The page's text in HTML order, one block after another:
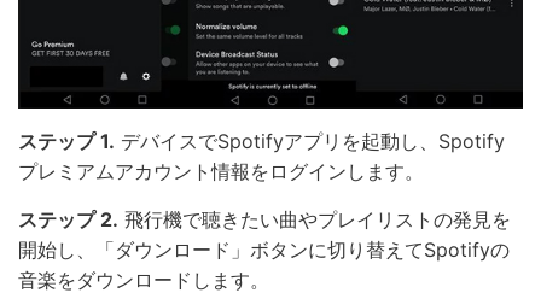
ステップ 1. デバイスでSpotifyアプリを起動し、Spotify
プレミアムアカウント情報をログインします。
ステップ 2. 飛行機で聴きたい曲やプレイリストの発見を
開始し、「ダウンロード」ボタンに切り替えてSpotifyの
音楽をダウンロードします。